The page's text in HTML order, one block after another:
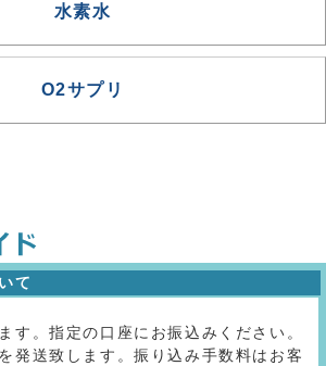
水素水
O2サプリ
て
す。指定の口座にお振込みください。
発送致します。振り込み手数料はお客